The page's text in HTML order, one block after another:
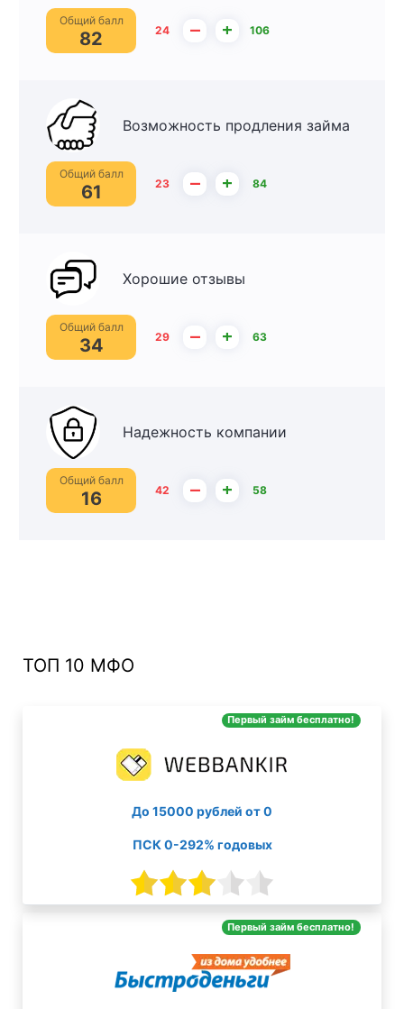
Общий балл
82 24 – + 106
Возможность продления займа
Общий балл
61 23 – + 84
Хорошие отзывы
Общий балл
34 29 – + 63
Надежность компании
Общий балл
16 42 – + 58
ТОП 10 МФО
Первый займ бесплатно!
До 15000 рублей от 0
ПСК 0-292% годовых
Первый займ бесплатно!